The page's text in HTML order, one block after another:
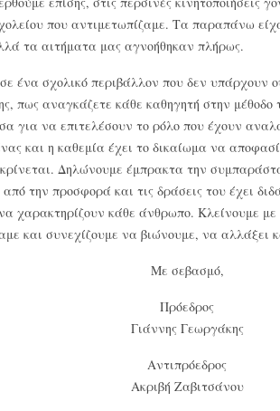
που αντιμετωπίζαμε. Τα παραπάνω
τα αιτήματα μας αγνοήθηκαν πλήρως.
ένα σχολικό περιβάλλον που δεν υπάρχουν
πως αναγκάζετε κάθε καθηγητή στην
για να επιτελέσουν το ρόλο που έχουν
και η καθεμία έχει το δικαίωμα να
Δηλώνουμε έμπρακτα την
την προσφορά και τις δράσεις του έχει
χαρακτηρίζουν κάθε άνθρωπο. Κλείνουμε με
και συνεχίζουμε να βιώνουμε, να αλλάξει
Με σεβασμό,
Πρόεδρος
Γιάννης Γεωργάκης
Αντιπρόεδρος
Ακριβή Ζαβιτσάνου